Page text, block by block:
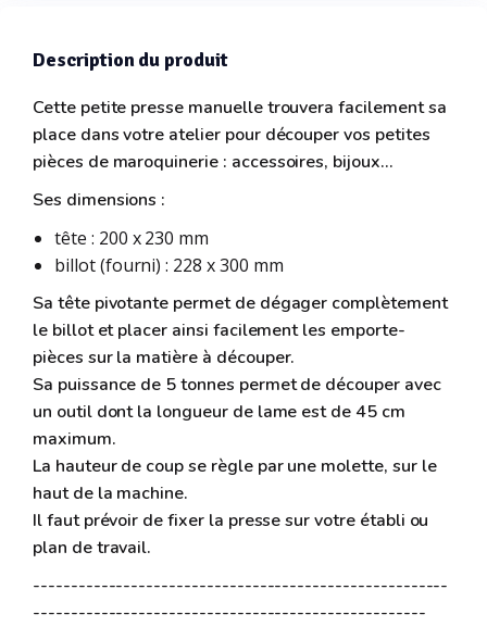
Description du produit
Cette petite presse manuelle trouvera facilement sa
place dans votre atelier pour découper vos petites
pièces de maroquinerie : accessoires, bijoux…
Ses dimensions :
tête : 200 x 230 mm
billot (fourni) : 228 x 300 mm
Sa tête pivotante permet de dégager complètement
le billot et placer ainsi facilement les emporte-
pièces sur la matière à découper.
Sa puissance de 5 tonnes permet de découper avec
un outil dont la longueur de lame est de 45 cm
maximum.
La hauteur de coup se règle par une molette, sur le
haut de la machine.
Il faut prévoir de fixer la presse sur votre établi ou
plan de travail.
-------------------------------------------------------
----------------------------------------------------